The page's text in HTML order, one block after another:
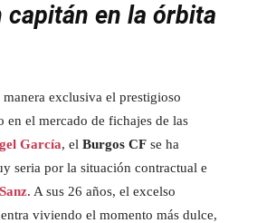
capitán en la órbita
manera exclusiva el prestigioso
en el mercado de fichajes de las
García, el Burgos CF se ha
seria por la situación contractual e
. A sus 26 años, el excelso
viviendo el momento más dulce,